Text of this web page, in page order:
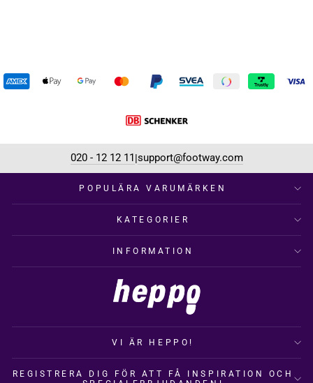
020 - 12 12 11 |support@footway.com
POPULÄRA VARUMÄRKEN
KATEGORIER
INFORMATION
VI ÄR HEPPO!
REGISTRERA DIG FÖR ATT FÅ INSPIRATION OCH